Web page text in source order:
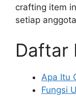
crafting item
setiap
Daftar
Apa Itu
Fungsi